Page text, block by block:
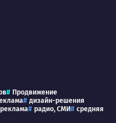
Продвижение
дизайн-решения
реклама радио, СМИ средняя